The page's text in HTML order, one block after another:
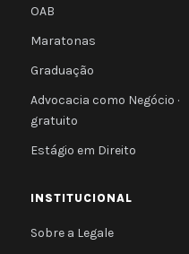
OAB
Maratonas
Graduação
Advocacia como Negócio ·
gratuito
Estágio em Direito
INSTITUCIONAL
Sobre a Legale